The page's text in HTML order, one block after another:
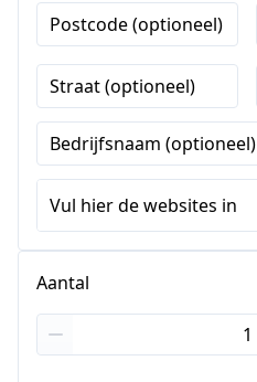
Postcode (optioneel)
Straat (optioneel)
Bedrijfsnaam (optioneel)
Vul hier de websites in
Aantal